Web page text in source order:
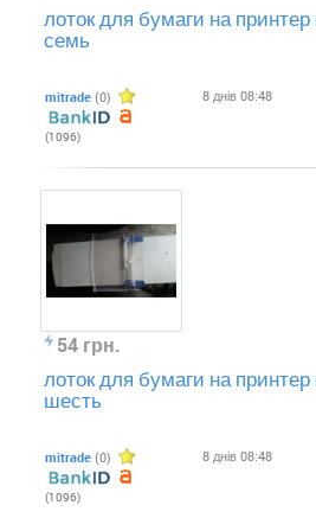
лоток для бумаги на
семь
mitrade (0)
(1096)
8 днів 08:48
54 грн.
лоток для бумаги на
шесть
mitrade (0)
(1096)
8 днів 08:48